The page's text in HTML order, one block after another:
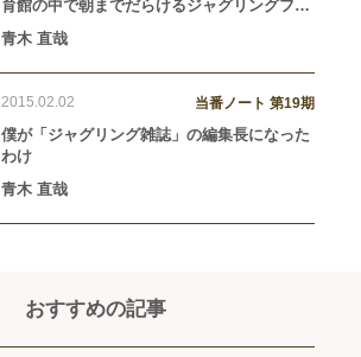
育館の中で朝までだらけるジャグリングフェ
スティバルの話。
青木 直哉
2015.02.02 当番ノート 第19期
僕が「ジャグリング雑誌」の編集長になった
わけ
青木 直哉
おすすめの記事